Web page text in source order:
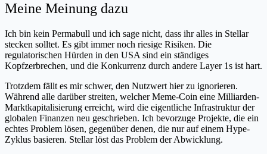
Meine Meinung dazu
Ich bin kein Permabull und ich sage nicht, dass ihr alles in Stellar
stecken solltet. Es gibt immer noch riesige Risiken. Die
regulatorischen Hürden in den USA sind ein ständiges
Kopfzerbrechen, und die Konkurrenz durch andere Layer 1s ist hart.
Trotzdem fällt es mir schwer, den Nutzwert hier zu ignorieren.
Während alle darüber streiten, welcher Meme-Coin eine Milliarden-
Marktkapitalisierung erreicht, wird die eigentliche Infrastruktur der
globalen Finanzen neu geschrieben. Ich bevorzuge Projekte, die ein
echtes Problem lösen, gegenüber denen, die nur auf einem Hype-
Zyklus basieren. Stellar löst das Problem der Abwicklung.